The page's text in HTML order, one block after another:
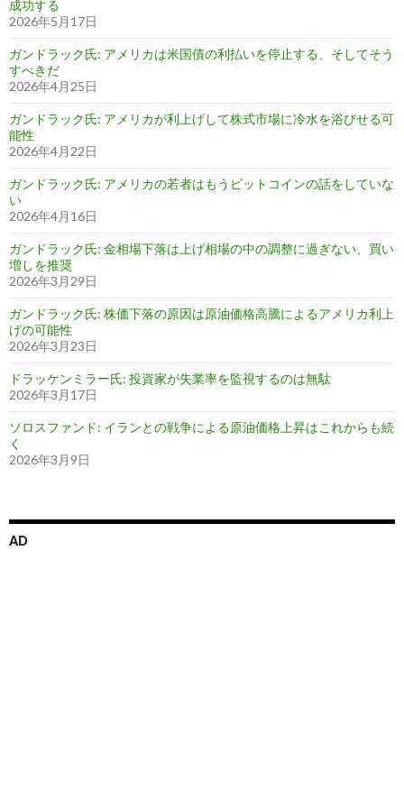
成功する
2026年5月17日
ガンドラック氏: アメリカは米国債の利払いを停止する、そしてそう
すべきだ
2026年4月25日
ガンドラック氏: アメリカが利上げして株式市場に冷水を浴びせる可
能性
2026年4月22日
ガンドラック氏: アメリカの若者はもうビットコインの話をしていな
い
2026年4月16日
ガンドラック氏: 金相場下落は上げ相場の中の調整に過ぎない、買い
増しを推奨
2026年3月29日
ガンドラック氏: 株価下落の原因は原油価格高騰によるアメリカ利上
げの可能性
2026年3月23日
ドラッケンミラー氏: 投資家が失業率を監視するのは無駄
2026年3月17日
ソロスファンド: イランとの戦争による原油価格上昇はこれからも続
く
2026年3月9日
AD